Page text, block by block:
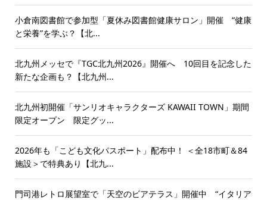
小倉南図書館で参加型「夏休み図書館健康サロン」開催 “健康
と栄養”を学ぶ？【北...
北九州メッセで『TGC北九州2026』開催へ 10回目を記念した
新たな企画も？【北九州...
北九州初開催「サンリオキャラクターズ KAWAII TOWN」期間
限定オープン 限定グッ...
2026年も「こども文化パスポート」配布中！ ＜全18市町＆84
施設＞で特典あり【北九...
門司港レトロ展望室で「天空のビアテラス」開催中 “イタリア